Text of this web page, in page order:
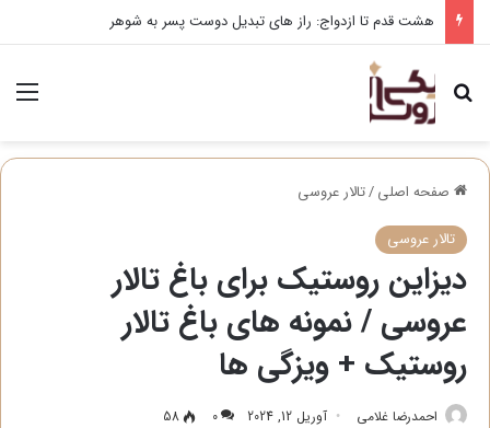
هشت قدم تا ازدواج: راز های تبدیل دوست پسر به شوهر
جستجو برای
صفحه اصلی/تالار عروسی
تالار عروسی
دیزاین روستیک برای باغ تالار
عروسی / نمونه های باغ تالار
روستیک + ویزگی ها
احمدرضا غلامی آوریل 12, 2024 0
58